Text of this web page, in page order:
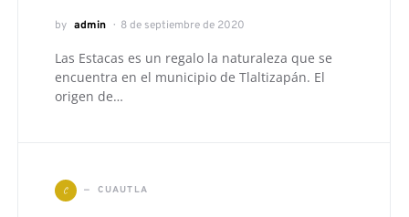
by admin 8 de septiembre de 2020
Las Estacas es un regalo la naturaleza que se
encuentra en el municipio de Tlaltizapán. El
origen de…
C CUAUTLA